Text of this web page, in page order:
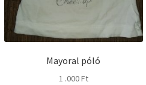
Mayoral póló
1 .000Ft